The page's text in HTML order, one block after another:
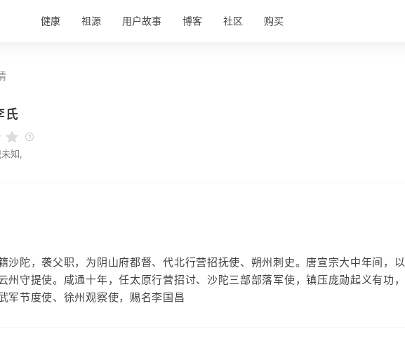
健康 祖源 用户故事 博客 社区 购买
氏
知,
沙陀，袭父职，为阴山府都督、代北行营招抚使、朔州刺史。唐宣宗大中年间，以
州守提使。咸通十年，任太原行营招讨、沙陀三部部落军使，镇压庞勋起义有功，
军节度使、徐州观察使，赐名李国昌